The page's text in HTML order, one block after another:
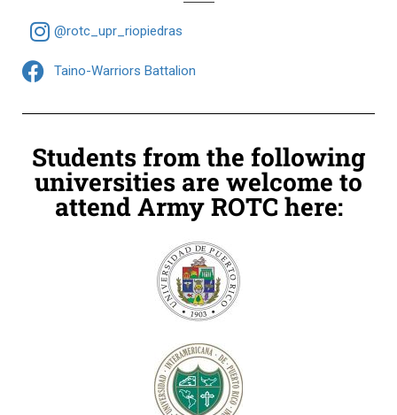
@rotc_upr_riopiedras
Taino-Warriors Battalion
Students from the following
universities are welcome to
attend Army ROTC here: